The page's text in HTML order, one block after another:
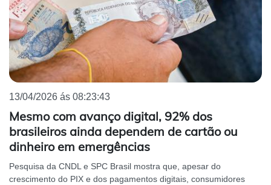
13/04/2026 ás 08:23:43
Mesmo com avanço digital, 92% dos
brasileiros ainda dependem de cartão ou
dinheiro em emergências
Pesquisa da CNDL e SPC Brasil mostra que, apesar do
crescimento do PIX e dos pagamentos digitais, consumidores